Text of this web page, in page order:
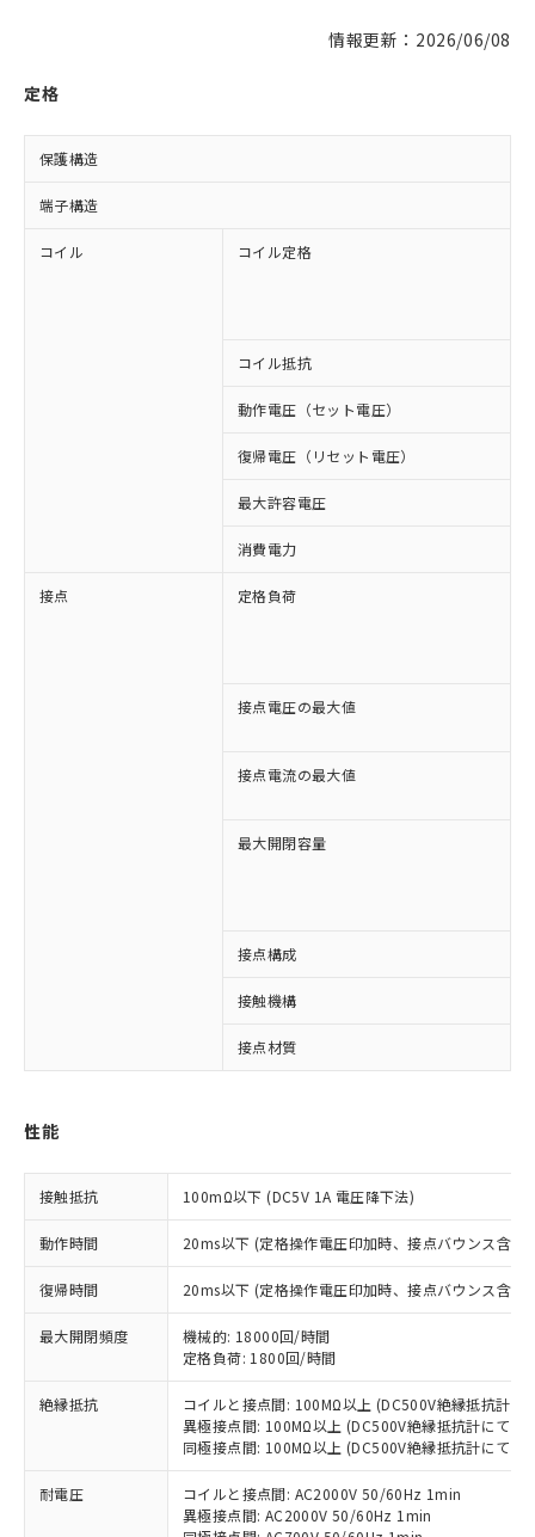
情報更新：2026/06/08
定格
保護構造
端子構造
コイル コイル定格
コイル抵抗
動作電圧（セット電圧）
復帰電圧（リセット電圧）
最大許容電圧
消費電力
接点 定格負荷
接点電圧の最大値
接点電流の最大値
最大開閉容量
接点構成
接触機構
接点材質
性能
接触抵抗 100mΩ以下 (DC5V 1A 電圧降下法)
動作時間 20ms以下 (定格操作電圧印加時、接点バウンス含ま
復帰時間 20ms以下 (定格操作電圧印加時、接点バウンス含ま
最大開閉頻度
機械的: 18000回/時間
定格負荷: 1800回/時間
絶縁抵抗
コイルと接点間: 100MΩ以上 (DC500V絶縁抵抗計に
異極接点間: 100MΩ以上 (DC500V絶縁抵抗計にて)
同極接点間: 100MΩ以上 (DC500V絶縁抵抗計にて)
耐電圧
コイルと接点間: AC2000V 50/60Hz 1min
異極接点間: AC2000V 50/60Hz 1min
ご利用条件
以下の条件をお読みいただき、同意のうえ
ご利用ください。
本サービスは、当社制御機器事業取扱
商品の当社在庫状況および標準価格
(税抜)を提供させていただくもので
当社制御機器事業取扱商品の中には、
本サービスの対象外となる商品もある
ことをご了承ください。
す。
対応予定：EU RoHS指令（10物質）の非含
有に対応した製品に切り替える予定のある
商品です。
対応予定なし：EU RoHS指令（10物質）の
非含有に非対応の商品で、対応品を出す予
定はありません。
調査・確認中：EU RoHS指令（10物質）の
非含有の対応状況を調査中または確認中の
商品です。
非該当品：ライセンス料など無形物で、有
害物質有無と関係のない商品です。
仕入先様の事情により、非含有部品として
いたものが、含有品と判明した場合などや
※1 中国RoHS○×表
「○」：最大均質材料含有率が中国RoHSの
基準値以下であることを示します。
「×」：最大均質材料含有率が中国RoHSの
基準値を超えていることを示します。
当社は、これら貴社製品のうち、外国